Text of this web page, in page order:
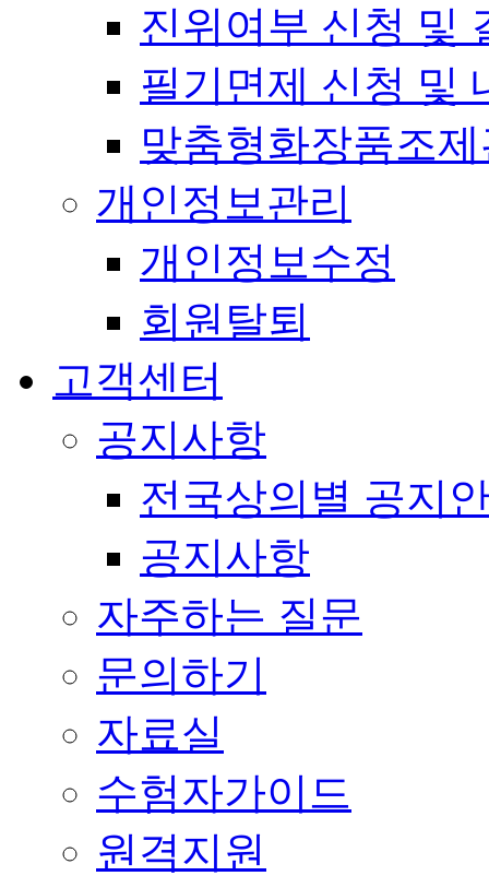
진위여부 신청 및
필기면제 신청 및
맞춤형화장품조
개인정보관리
개인정보수정
회원탈퇴
고객센터
공지사항
전국상의별 공지
공지사항
자주하는 질문
문의하기
자료실
수험자가이드
원격지원